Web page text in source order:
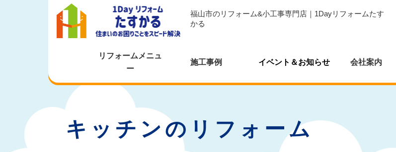
福山市のリフォーム&小工事専門店｜1Dayリフォームたす
かる
リフォームメニュ
ー
施工事例 イベント＆お知らせ 会社案内
キッチンのリフォーム